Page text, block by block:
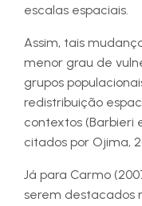
escalas espaciais.
Assim, tais
menor grau de
grupos
redistribuição
contextos (Barbieri
citados por Ojima,
Já para Carmo
serem destacados